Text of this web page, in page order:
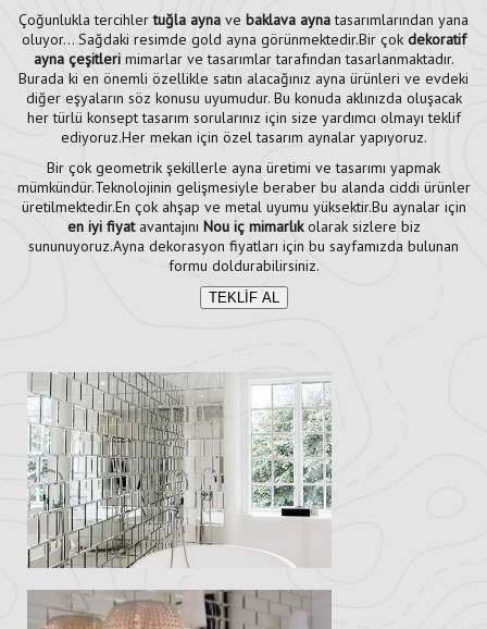
Çoğunlukla tercihlertuğla ayna ve baklava aynatasarımlarından yana
oluyor… Sağdaki resimde gold ayna görünmektedir.Bir çok dekoratif
ayna çeşitleri mimarlar ve tasarımlar tarafından tasarlanmaktadır.
Burada ki en önemli özellikle satın alacağınız ayna ürünleri ve evdeki
diğer eşyaların söz konusu uyumudur. Bu konuda aklınızda oluşacak
her türlü konsept tasarım sorularınız için size yardımcı olmayı teklif
ediyoruz.Her mekan için özel tasarım aynalar yapıyoruz.
Bir çok geometrik şekillerle ayna üretimi ve tasarımı yapmak
mümkündür.Teknolojinin gelişmesiyle beraber bu alanda ciddi ürünler
üretilmektedir.En çok ahşap ve metal uyumu yüksektir.Bu aynalar için
en iyi fiyat avantajını Nou iç mimarlıkolarak sizlere biz
sununuyoruz.Ayna dekorasyon fiyatları için bu sayfamızda bulunan
formu doldurabilirsiniz.